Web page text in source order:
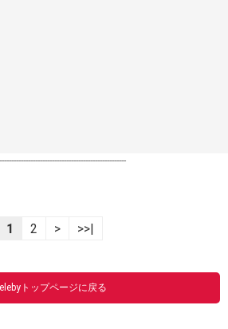
1 2 > >>|
トップページに戻る